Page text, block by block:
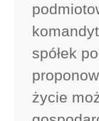
spółek
życie